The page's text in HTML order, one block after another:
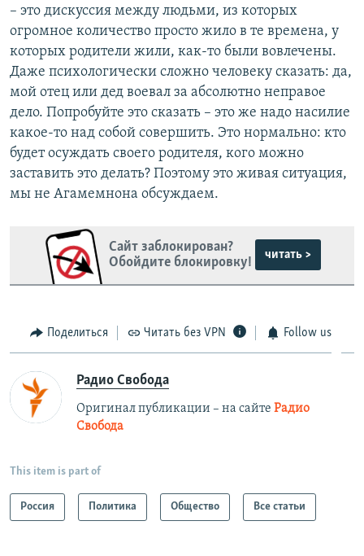
– это дискуссия между людьми, из которых
огромное количество просто жило в те времена, у
которых родители жили, как-то были вовлечены.
Даже психологически сложно человеку сказать: да,
мой отец или дед воевал за абсолютно неправое
дело. Попробуйте это сказать – это же надо насилие
какое-то над собой совершить. Это нормально: кто
будет осуждать своего родителя, кого можно
заставить это делать? Поэтому это живая ситуация,
мы не Агамемнона обсуждаем.
Сайт заблокирован?
Обойдите блокировку!
читать >
Поделиться Читать без VPN Follow us
Радио Свобода
Оригинал публикации – на сайте Радио
Свобода
This item is part of
Россия Политика Общество Все статьи